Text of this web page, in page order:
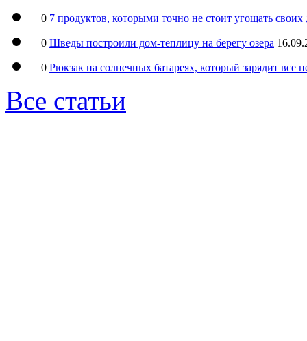
0 7 продуктов, которыми точно не стоит угощать
0 Шведы построили дом-теплицу на берегу озера
0 Рюкзак на солнечных батареях, который зарядит все
Все статьи